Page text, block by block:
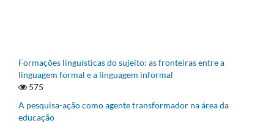
Formações linguísticas do sujeito: as fronteiras entre a
linguagem formal e a linguagem informal
575
A pesquisa-ação como agente transformador na área da
educação